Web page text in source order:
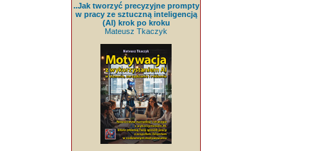
..Jak tworzyć precyzyjne prompty
w pracy ze sztuczną inteligencją
(AI) krok po kroku
Mateusz Tkaczyk